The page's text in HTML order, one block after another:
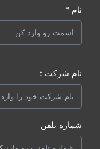
نام *
نام شرکت :
شماره تلفن